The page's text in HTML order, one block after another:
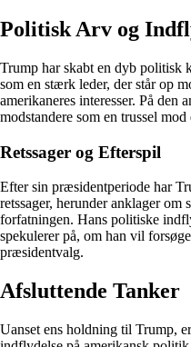
Politisk Arv og
Trump har skabt en dyb
som en stærk leder, der står op
amerikaneres interesser. På den
modstandere som en trussel
Retssager og Efterspil
Efter sin præsidentperiode har
retssager, herunder anklager
forfatningen. Hans politiske
spekulerer på, om han vil
præsidentvalg.
Afsluttende Tanker
Uanset ens holdning til Trump,